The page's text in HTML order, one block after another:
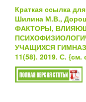
Краткая ссылка
Шилина М.В.,
ФАКТОРЫ,
УЧАЩИХСЯ
11(58). 2019. С. {см.